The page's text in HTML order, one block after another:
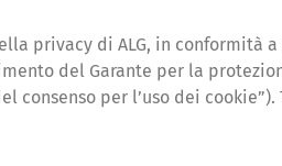
privacy di ALG, in conformità
del Garante per la
per l’uso dei